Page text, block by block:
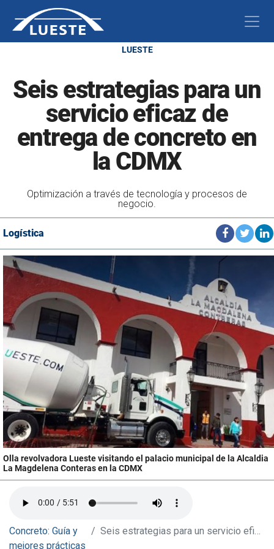
LUESTE
Seis estrategias para un
servicio eficaz de
entrega de concreto en
la CDMX
Optimización a través de tecnología y procesos de
negocio.
Logística
Olla revolvadora Lueste visitando el palacio municipal de la Alcaldia
La Magdelena Conteras en la CDMX
Concreto: Guía y
mejores prácticas
Seis estrategias para un servicio eficaz de entrega de concreto en la CDMX